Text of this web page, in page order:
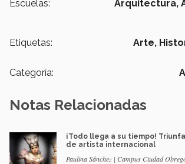
Escuelas: Arquitectura,
Etiquetas: Arte,
Categoría:
Notas Relacionadas
¡Todo llega a su tiempo!
de artista internacional
Paulina Sánchez | Campus Ciudad